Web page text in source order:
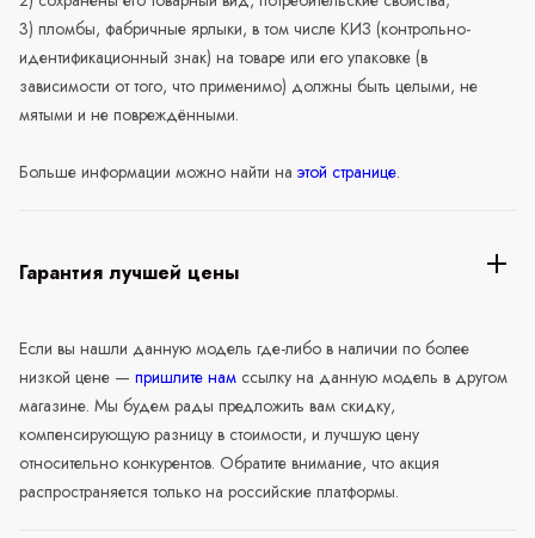
3) пломбы, фабричные ярлыки, в том числе КИЗ (контрольно-
идентификационный знак) на товаре или его упаковке (в
зависимости от того, что применимо) должны быть целыми, не
мятыми и не повреждёнными.
Больше информации можно найти на этой странице.
Гарантия лучшей цены
Если вы нашли данную модель где-либо в наличии по более
низкой цене — пришлите нам ссылку на данную модель в другом
магазине. Мы будем рады предложить вам скидку,
компенсирующую разницу в стоимости, и лучшую цену
относительно конкурентов. Обратите внимание, что акция
распространяется только на российские платформы.